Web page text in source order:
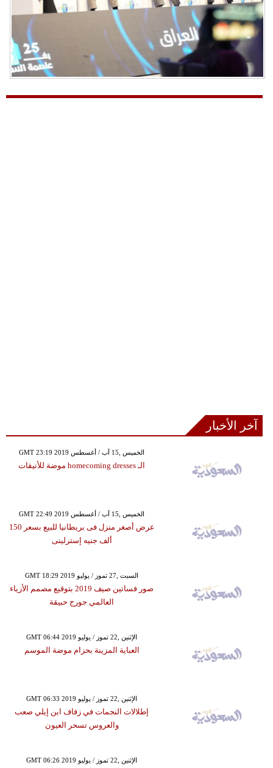
آخر الأخبار
GMT 23:19 2019 الخميس ,15 آب / أغسطس
الـ homecoming dresses موضة للأنيقات
GMT 22:49 2019 الخميس ,15 آب / أغسطس
عرض أصغر منزل فى بريطانيا للبيع بسعر 150
ألف جنيه إسترلينى
GMT 18:29 2019 السبت ,27 تموز / يوليو
صور فساتين صيف 2019 بتوقيع مصمم الأزياء
العالمي جورج حبيقة
GMT 06:44 2019 الإثنين ,22 تموز / يوليو
العباية المزينة بحزام موضة الموسم
GMT 06:33 2019 الإثنين ,22 تموز / يوليو
إطلالات النجمات في زفاف ابن إيلي صعب
والعروس تسحر العيون
GMT 06:26 2019 الإثنين ,22 تموز / يوليو